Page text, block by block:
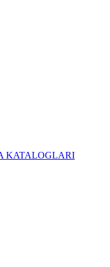
KATALOGLARI